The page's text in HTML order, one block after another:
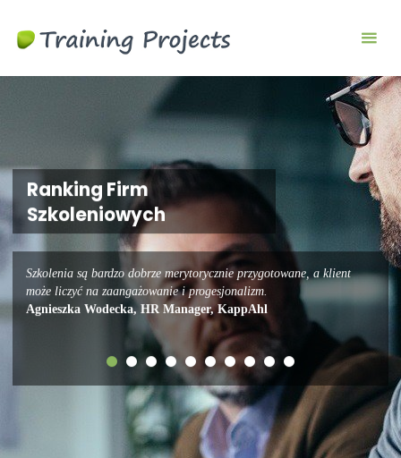
Ranking Firm
Szkoleniowych
Szkolenia są bardzo dobrze merytorycznie przygotowane, a klient
może liczyć na zaangażowanie i progesjonalizm.
Agnieszka Wodecka, HR Manager, KappAhl